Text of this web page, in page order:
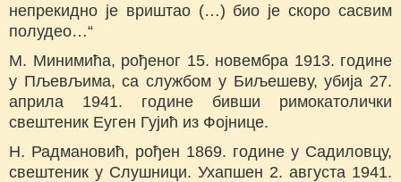
непрекидно је вриштао (…) био је скоро сасвим
полудео…“
М. Минимића, рођеног 15. новембра 1913. године
у Пљевљима, са службом у Биљешеву, убија 27.
априла 1941. године бивши римокатолички
свештеник Еуген Гујић из Фојнице.
Н. Радмановић, рођен 1869. године у Садиловцу,
свештеник у Слушници. Ухапшен 2. августа 1941.